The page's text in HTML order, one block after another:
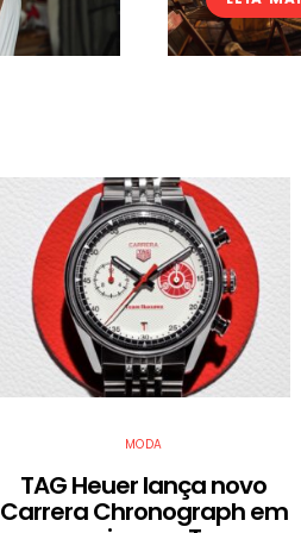
MODA
TAG Heuer lança novo
Carrera Chronograph em